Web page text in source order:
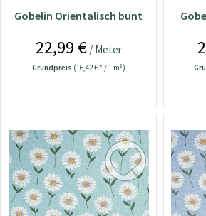
Gobelin Orientalisch bunt
22,99 €/ Meter
Grundpreis (16,42 € * / 1 m²)